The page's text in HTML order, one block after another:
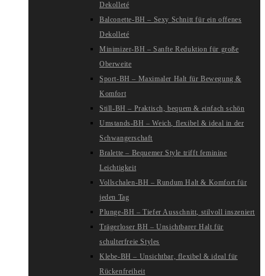
Dekolleté
Balconette-BH – Sexy Schnitt für ein offenes
Dekolleté
Minimizer-BH – Sanfte Reduktion für große
Oberweite
Sport-BH – Maximaler Halt für Bewegung &
Komfort
Still-BH – Praktisch, bequem & einfach schön
Umstands-BH – Weich, flexibel & ideal in der
Schwangerschaft
Bralette – Bequemer Style trifft feminine
Leichtigkeit
Vollschalen-BH – Rundum Halt & Komfort für
jeden Tag
Plunge-BH – Tiefer Ausschnitt, stilvoll inszeniert
Trägerloser BH – Unsichtbarer Halt für
schulterfreie Styles
Klebe-BH – Unsichtbar, flexibel & ideal für
Rückenfreiheit